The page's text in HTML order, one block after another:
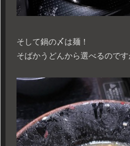
そして鍋の〆は麺！
そばかうどんから選べるのです